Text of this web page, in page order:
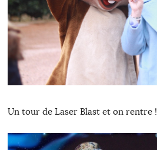
Un tour de Laser Blast et on rentre !